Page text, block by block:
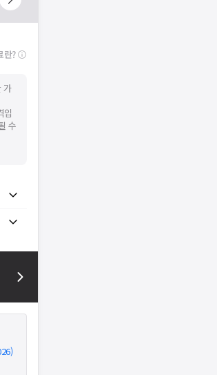
란?
가
입
수